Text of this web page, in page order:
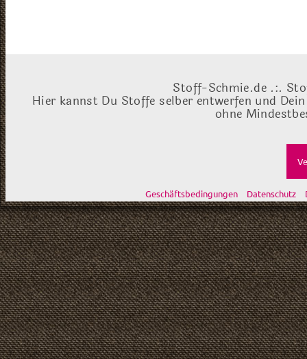
Stoff-Schmie.de .:.
Hier kannst Du Stoffe selber entwerfen und
ohne
Geschäftsbedingungen Datenschutz